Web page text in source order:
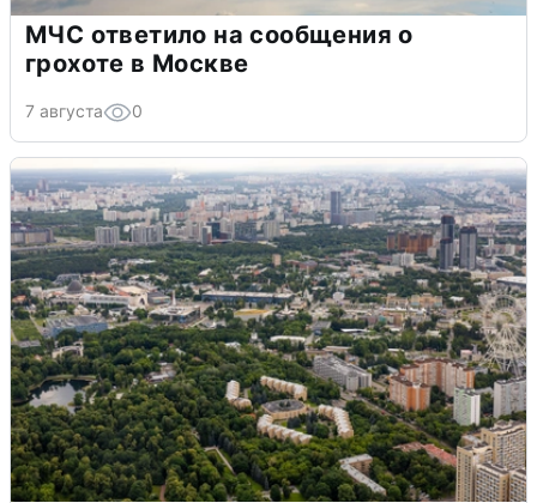
МЧС ответило на сообщения о
грохоте в Москве
7 августа 0